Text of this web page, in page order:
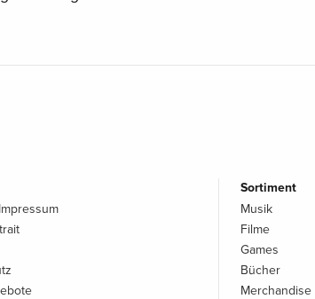
Sortiment
Musik
Filme
Games
Bücher
Merchandise